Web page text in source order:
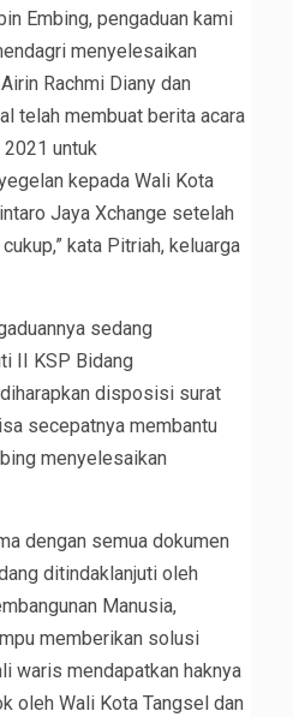
Embing, pengaduan kami
menyelesaikan
Rachmi Diany dan
telah membuat berita acara
untuk
kepada Wali Kota
Jaya Xchange setelah
kata Pitriah, keluarga
sedang
II KSP Bidang
disposisi surat
secepatnya membantu
menyelesaikan
dengan semua dokumen
ditindaklanjuti oleh
Manusia,
memberikan solusi
waris mendapatkan haknya
oleh Wali Kota Tangsel dan